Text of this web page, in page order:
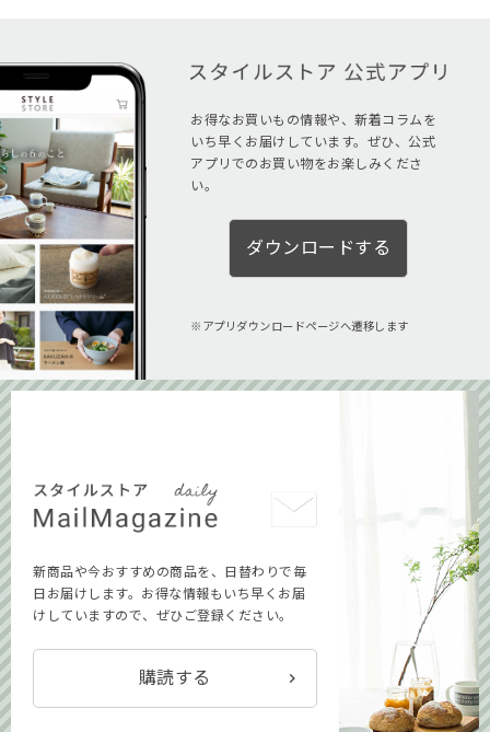
お得なお買いもの情報や、新着コラムを
いち早くお届けしています。ぜひ、公式
アプリでのお買い物をお楽しみくださ
い。
ダウンロードする
アプリダウンロードページへ遷移します
新商品や今おすすめの商品を、日替わりで毎
日お届けします。お得な情報もいち早くお届
けしていますので、ぜひご登録ください。
購読する